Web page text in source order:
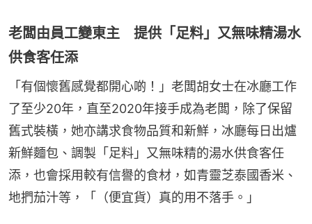
老闆由員工變東主 提供「足料」又無味精湯水
供食客任添
「有個懷舊感覺都開心啲！」老闆胡女士在冰廳工作
了至少20年，直至2020年接手成為老闆，除了保留
舊式裝橫，她亦講求食物品質和新鮮，冰廳每日出爐
新鮮麵包、調製「足料」又無味精的湯水供食客任
添，也會採用較有信譽的食材，如青靈芝泰國香米、
地捫茄汁等，「（便宜貨）真的用不落手。」